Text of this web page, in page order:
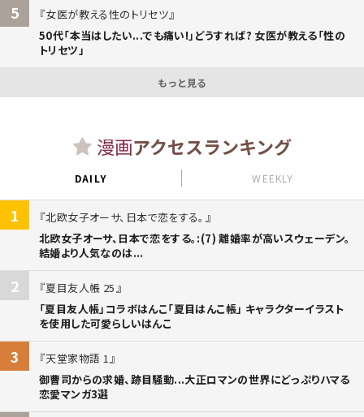
5
女医が教える性のトリセツ
50代「本当はしたい...でも痛い!」どうすれば? 女医が教える「性の
トリセツ」
もっと見る
漫画アクセスランキング
DAILY WEEKLY
1
北欧女子オーサ、日本で恋をする。
北欧女子オーサ、日本で恋をする。:(7) 離婚率が高いスウェーデン。
結婚より人気なのは...
2
夏目友人帳 25
「夏目友人帳」コラボはんこ「夏目はんこ帳」 キャラクターイラスト
を使用した可愛らしいはんこ
3
天堂家物語 1
御曹司からの求婚、跡目騒動...大正ロマンの世界にどっぷりハマる
恋愛マンガ3選